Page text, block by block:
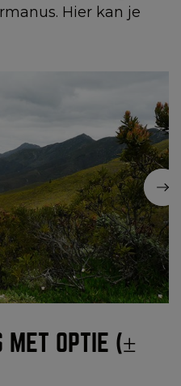
Hier kan je
MET OPTIE (±